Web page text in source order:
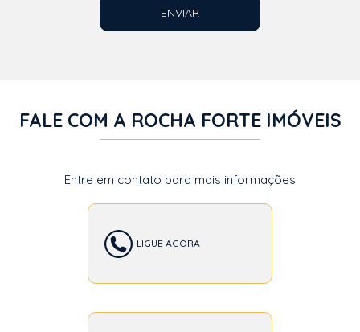
ENVIAR
FALE COM A ROCHA FORTE IMÓVEIS
Entre em contato para mais informações
LIGUE AGORA